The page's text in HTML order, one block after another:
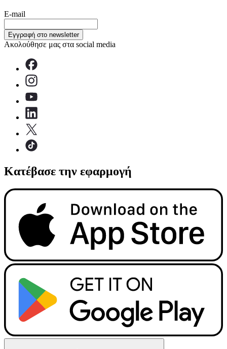
E-mail
Εγγραφή στο newsletter
Ακολούθησε μας στα social media
Κατέβασε την εφαρμογή